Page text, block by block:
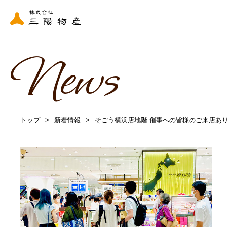
News
トップ 新着情報 そごう横浜店地階 催事への皆様のご来店あ